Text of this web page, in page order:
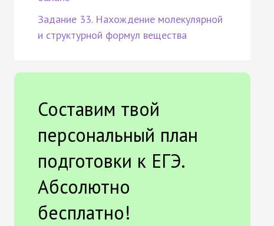
Задание 33. Нахождение молекулярной
и структурной формул вещества
Составим твой
персональный план
подготовки к ЕГЭ.
Абсолютно
бесплатно!